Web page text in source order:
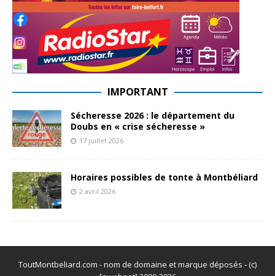
IMPORTANT
Sécheresse 2026 : le département du
Doubs en « crise sécheresse »
17 juillet 2026
Horaires possibles de tonte à Montbéliard
2 avril 2026
ToutMontbeliard.com - nom de domaine et marque déposés - (c)